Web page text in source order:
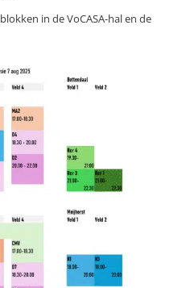
in de VoCASA-hal en de